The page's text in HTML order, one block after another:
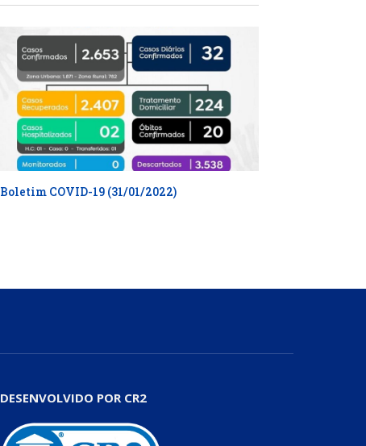
Boletim COVID-19 (31/01/2022)
DESENVOLVIDO POR CR2